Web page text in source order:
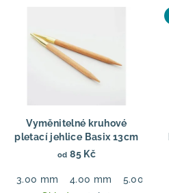
Vyměnitelné kruhové
pletací jehlice Basix 13cm
od 85 Kč
3.00 mm 4.00 mm 5.00 mm